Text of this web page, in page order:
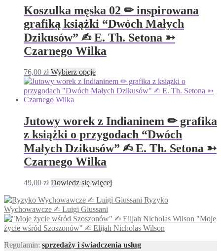
wariantów.
Opcje
można
wybrać
na
stronie
produktu
Koszulka męska 02 ✏︎ inspirowana
grafiką książki “Dwóch Małych
Dzikusów” ✍︎ E. Th. Setona ➳
Czarnego Wilka
76,00 zł Wybierz opcjeTen
produkt
ma
Opcje
można
wybrać
na
stronie
produktu
Jutowy worek z Indianinem ✏︎ grafika
z książki o przygodach “Dwóch
Małych Dzikusów” ✍︎ E. Th. Setona ➳
Czarnego Wilka
49,00 zł Dowiedz się więcej
Ryzyko
Wychowawcze ✍︎ Luigi Giussani
"Moje
życie wśród Szoszonów" ✍︎ Elijah Nicholas Wilson
Regulamin: sprzedaży i świadczenia usług